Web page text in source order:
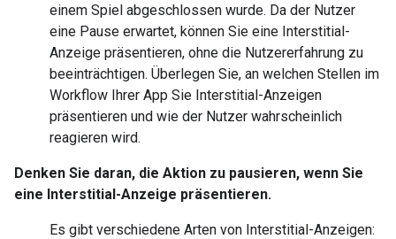
einem Spiel abgeschlossen wurde. Da der Nutzer
eine Pause erwartet, können Sie eine Interstitial-
Anzeige präsentieren, ohne die Nutzererfahrung zu
beeinträchtigen. Überlegen Sie, an welchen Stellen im
Workflow Ihrer App Sie Interstitial-Anzeigen
präsentieren und wie der Nutzer wahrscheinlich
reagieren wird.
Denken Sie daran, die Aktion zu pausieren, wenn Sie
eine Interstitial-Anzeige präsentieren.
Es gibt verschiedene Arten von Interstitial-Anzeigen: